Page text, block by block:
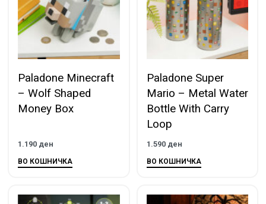
Paladone Minecraft
– Wolf Shaped
Money Box
1.190 ден
ВО КОШНИЧКА
Paladone Super
Mario – Metal Water
Bottle With Carry
Loop
1.590 ден
ВО КОШНИЧКА